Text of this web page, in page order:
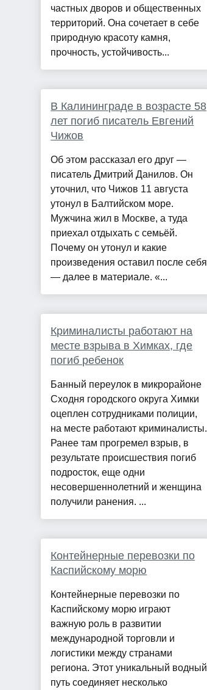
частных дворов и общественных
территорий. Она сочетает в себе
природную красоту камня,
прочность, устойчивость...
В Калининграде в возрасте 58
лет погиб писатель Евгений
Чижов
Об этом рассказал его друг —
писатель Дмитрий Данилов. Он
уточнил, что Чижов 11 августа
утонул в Балтийском море.
Мужчина жил в Москве, а туда
приехал отдыхать с семьёй.
Почему он утонул и какие
произведения оставил после себя
— далее в материале. «...
Криминалисты работают на
месте взрыва в Химках, где
погиб ребенок
Банный переулок в микрорайоне
Сходня городского округа Химки
оцеплен сотрудниками полиции,
на месте работают криминалисты.
Ранее там прогремел взрыв, в
результате происшествия погиб
подросток, еще одни
несовершеннолетний и женщина
получили ранения. ...
Контейнерные перевозки по
Каспийскому морю
Контейнерные перевозки по
Каспийскому морю играют
важную роль в развитии
международной торговли и
логистики между странами
региона. Этот уникальный водный
путь соединяет несколько